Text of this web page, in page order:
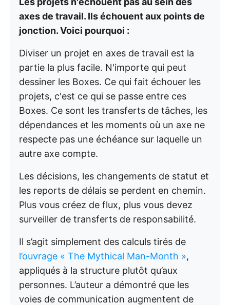
axes de travail. Ils échouent aux points de
jonction.Voici pourquoi :
Diviser un projet en axes de travail est la
partie la plus facile. N'importe qui peut
dessiner les Boxes. Ce qui fait échouer les
projets, c'est ce qui se passe entre ces
Boxes. Ce sont les transferts de tâches, les
dépendances et les moments où un axe ne
respecte pas une échéance sur laquelle un
autre axe compte.
Les décisions, les changements de statut et
les reports de délais se perdent en chemin.
Plus vous créez de flux, plus vous devez
surveiller de transferts de responsabilité.
Il s’agit simplement des calculs tirés de
l’ouvrage « The Mythical Man-Month »,
appliqués à la structure plutôt qu’aux
personnes. L’auteur a démontré que les
voies de communication augmentent de